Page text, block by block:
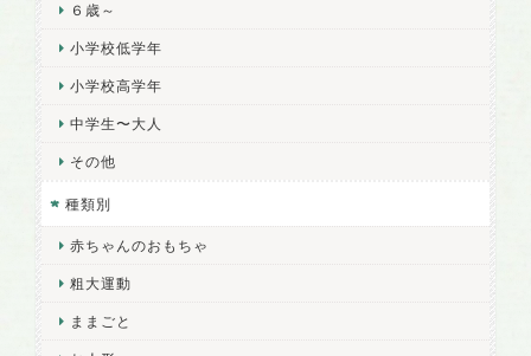
６歳～
小学校低学年
小学校高学年
中学生〜大人
その他
種類別
赤ちゃんのおもちゃ
粗大運動
ままごと